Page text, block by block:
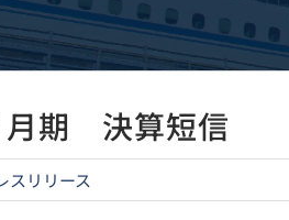
月期 決算短信
スリリース